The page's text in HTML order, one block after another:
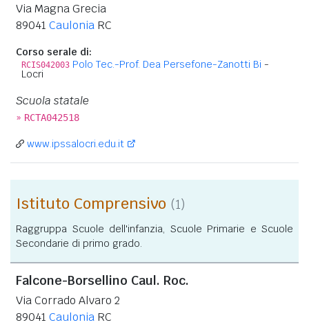
Via Magna Grecia
89041 Caulonia RC
Corso serale di:
RCIS042003 Polo Tec.-Prof. Dea Persefone-Zanotti Bi -
Locri
Scuola statale
» RCTA042518
www.ipssalocri.edu.it
Istituto Comprensivo (1)
Raggruppa Scuole dell'infanzia, Scuole Primarie e Scuole
Secondarie di primo grado.
Falcone-Borsellino Caul. Roc.
Via Corrado Alvaro 2
89041 Caulonia RC